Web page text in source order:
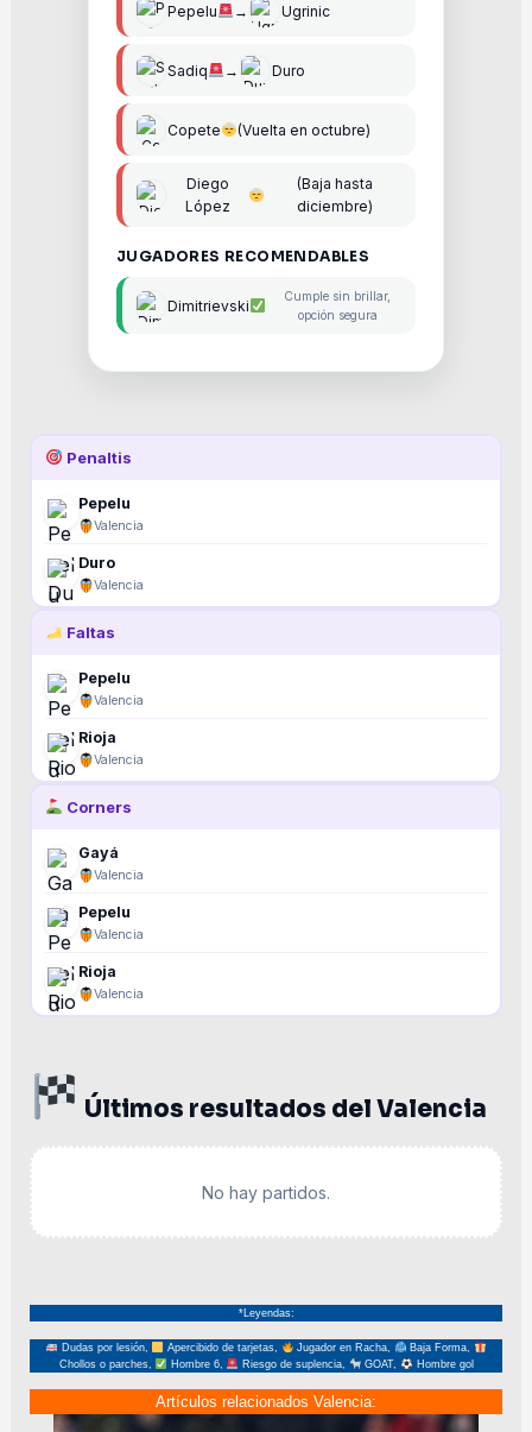
Pepelu → Ugrinic
Sadiq → Duro
Copete (Vuelta en octubre)
Diego
López
(Baja hasta
diciembre)
JUGADORES RECOMENDABLES
Dimitrievski
Cumple sin brillar,
opción segura
Penaltis
Pepelu
Valencia
Duro
Valencia
Faltas
Pepelu
Valencia
Rioja
Valencia
Corners
Gayá
Valencia
Pepelu
Valencia
Rioja
Valencia
Últimos resultados del Valencia
No hay partidos.
*Leyendas:
Dudas por lesión, Apercibido de tarjetas, Jugador en Racha,
Baja Forma,
Chollos o parches,
Hombre 6, Riesgo de suplencia, GOAT, Hombre gol
Artículos relacionados Valencia: